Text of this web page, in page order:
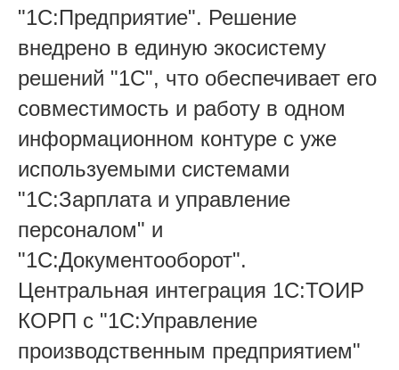
"1С:Предприятие". Решение
внедрено в единую экосистему
решений "1С", что обеспечивает его
совместимость и работу в одном
информационном контуре с уже
используемыми системами
"1С:Зарплата и управление
персоналом" и
"1С:Документооборот".
Центральная интеграция 1С:ТОИР
КОРП с "1С:Управление
производственным предприятием"